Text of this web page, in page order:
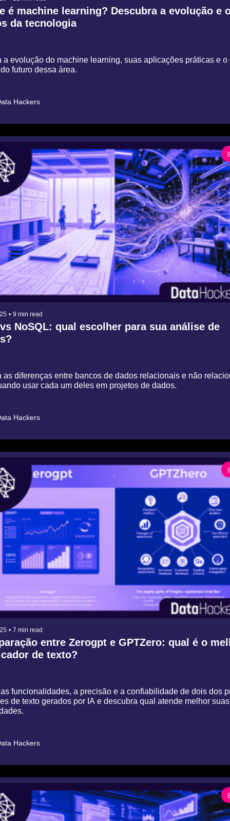
é machine learning? Descubra a evolução e
da tecnologia
a evolução do machine learning, suas aplicações práticas e o
futuro dessa área.
Hackers
• 9 min read
NoSQL: qual escolher para sua análise de
as diferenças entre bancos de dados relacionais e não
usar cada um deles em projetos de dados.
Hackers
• 7 min read
entre Zerogpt e GPTZero: qual é o
de texto?
funcionalidades, a precisão e a confiabilidade de dois dos
de texto gerados por IA e descubra qual atende melhor suas
Hackers